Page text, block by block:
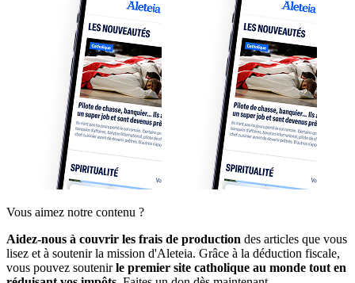
Vous aimez notre contenu ?
Aidez-nous à couvrir les frais de production des articles que vous
lisez et à soutenir la mission d'Aleteia. Grâce à la déduction fiscale,
vous pouvez soutenirle premier site catholique au monde tout en